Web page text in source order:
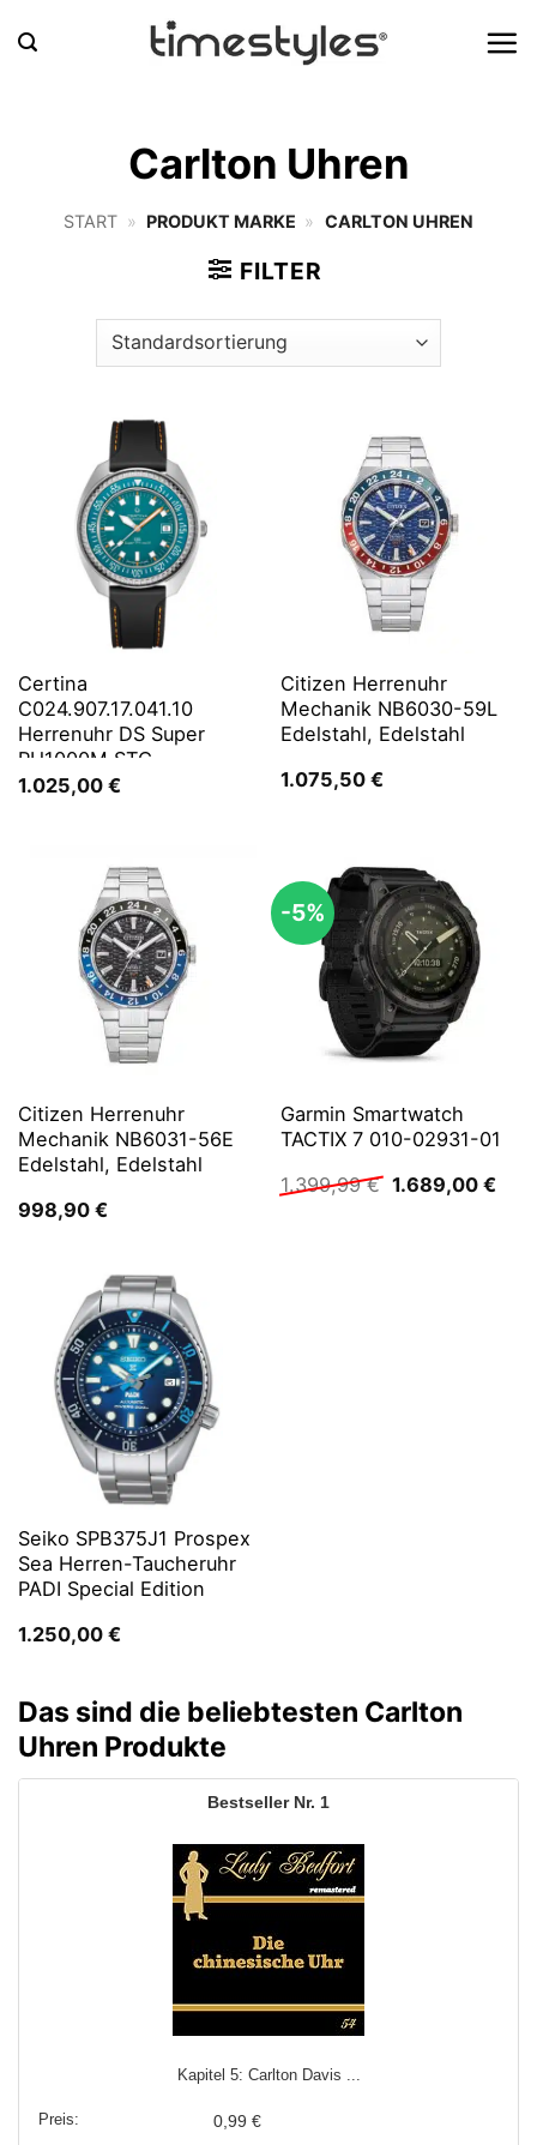
Inhalt
Carlton Uhren
START » PRODUKT MARKE » CARLTON UHREN
FILTER
Certina
C024.907.17.041.10
Herrenuhr DS Super
PH1000M STC
1.025,00 €
Citizen Herrenuhr
Mechanik NB6030-59L
Edelstahl, Edelstahl
1.075,50 €
Citizen Herrenuhr
Mechanik NB6031-56E
Edelstahl, Edelstahl
998,90 €
-5%
Garmin Smartwatch
TACTIX 7 010-02931-01
1.399,99€ Ursprünglicher
1.689,00 €
Seiko SPB375J1 Prospex
Sea Herren-Taucheruhr
PADI Special Edition
1.250,00 €
Das sind die beliebtesten Carlton
Uhren Produkte
1
Kapitel 5: Carlton Davis ...
0,99 €